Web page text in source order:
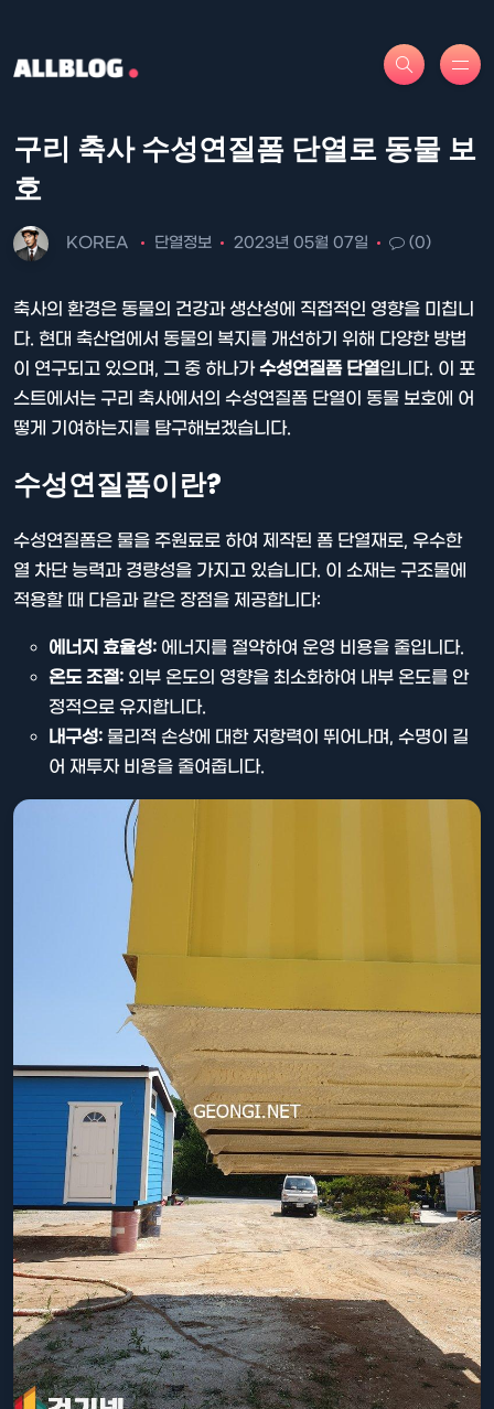
구리 축사 수성연질폼 단열로 동물 보
호
KOREA 단열정보 2023년 05월 07일 (0)
축사의 환경은 동물의 건강과 생산성에 직접적인 영향을 미칩니
다. 현대 축산업에서 동물의 복지를 개선하기 위해 다양한 방법
이 연구되고 있으며, 그 중 하나가수성연질폼 단열입니다. 이 포
스트에서는 구리 축사에서의 수성연질폼 단열이 동물 보호에 어
떻게 기여하는지를 탐구해보겠습니다.
수성연질폼이란?
수성연질폼은 물을 주원료로 하여 제작된 폼 단열재로, 우수한
열 차단 능력과 경량성을 가지고 있습니다. 이 소재는 구조물에
적용할 때 다음과 같은 장점을 제공합니다:
에너지 효율성: 에너지를 절약하여 운영 비용을 줄입니다.
온도 조절: 외부 온도의 영향을 최소화하여 내부 온도를 안
정적으로 유지합니다.
내구성: 물리적 손상에 대한 저항력이 뛰어나며, 수명이 길
어 재투자 비용을 줄여줍니다.